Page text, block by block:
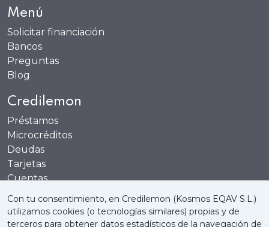
Menú
Solicitar financiación
Bancos
Preguntas
Blog
Credilemon
Préstamos
Microcréditos
Deudas
Tarjetas
Cuentas
Recompensas
Con tu consentimiento, en Credilemon (Kosmos EQAV S.L.)
utilizamos cookies (o tecnologías similares) propias y de
terceros para obtener datos estadísticos de la navegación de